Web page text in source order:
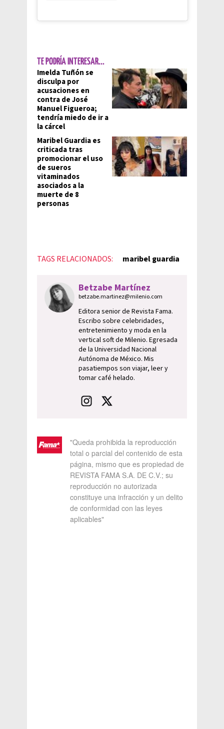
TE PODRÍA INTERESAR...
Imelda Tuñón se
disculpa por
acusaciones en
contra de José
Manuel Figueroa;
tendría miedo de ir a
la cárcel
Maribel Guardia es
criticada tras
promocionar el uso
de sueros
vitaminados
asociados a la
muerte de 8
personas
TAGS RELACIONADOS: maribel guardia
Betzabe Martínez
betzabe.martinez@milenio.com
Editora senior de Revista Fama.
Escribo sobre celebridades,
entretenimiento y moda en la
vertical soft de Milenio. Egresada
de la Universidad Nacional
Autónoma de México. Mis
pasatiempos son viajar, leer y
tomar café helado.
"Queda prohibida la reproducción
total o parcial del contenido de esta
página, mismo que es propiedad de
REVISTA FAMA S.A. DE C.V.; su
reproducción no autorizada
constituye una infracción y un delito
de conformidad con las leyes
aplicables"